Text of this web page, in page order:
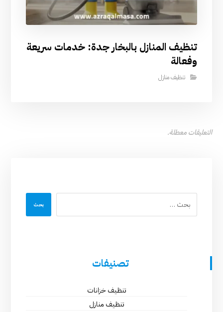
تنظيف المنازل بالبخار جدة: خدمات سريعة
وفعالة
تنظيف منازل
التعليقات معطلة.
بحث
تصنيفات
تنظيف خزانات
تنظيف منازل